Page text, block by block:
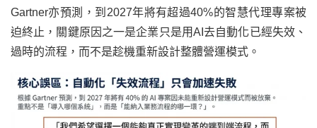
Gartner亦預測，到2027年將有超過40%的智慧代理專案被
迫終止，關鍵原因之一是企業只是用AI去自動化已經失效、
過時的流程，而不是趁機重新設計整體營運模式。